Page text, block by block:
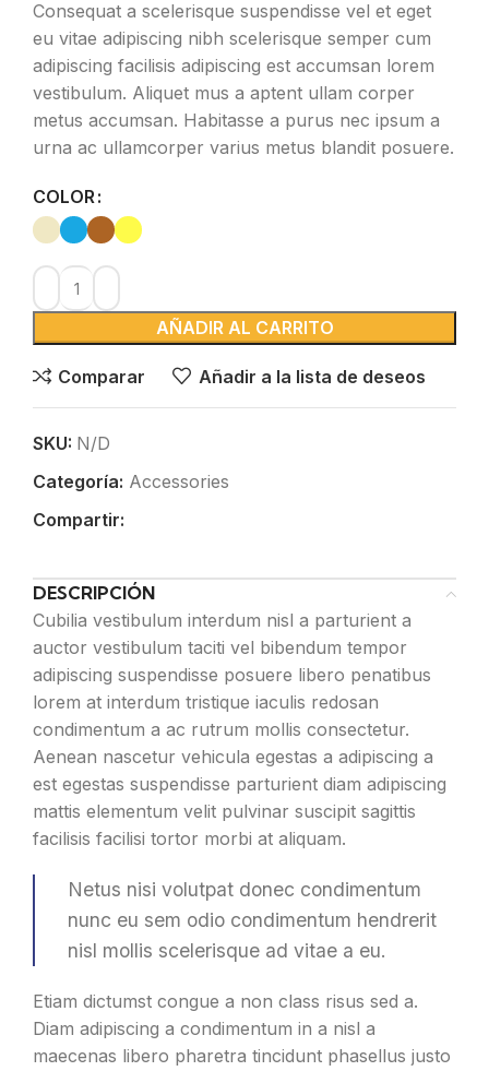
Consequat a scelerisque suspendisse vel et eget
eu vitae adipiscing nibh scelerisque semper cum
adipiscing facilisis adipiscing est accumsan lorem
vestibulum. Aliquet mus a aptent ullam corper
metus accumsan. Habitasse a purus nec ipsum a
urna ac ullamcorper varius metus blandit posuere.
COLOR
AÑADIR AL CARRITO
Comparar Añadir a la lista de deseos
SKU: N/D
Categoría: Accessories
Compartir:
DESCRIPCIÓN
Cubilia vestibulum interdum nisl a parturient a
auctor vestibulum taciti vel bibendum tempor
adipiscing suspendisse posuere libero penatibus
lorem at interdum tristique iaculis redosan
condimentum a ac rutrum mollis consectetur.
Aenean nascetur vehicula egestas a adipiscing a
est egestas suspendisse parturient diam adipiscing
mattis elementum velit pulvinar suscipit sagittis
facilisis facilisi tortor morbi at aliquam.
Netus nisi volutpat donec condimentum
nunc eu sem odio condimentum hendrerit
nisl mollis scelerisque ad vitae a eu.
Etiam dictumst congue a non class risus sed a.
Diam adipiscing a condimentum in a nisl a
maecenas libero pharetra tincidunt phasellus justo